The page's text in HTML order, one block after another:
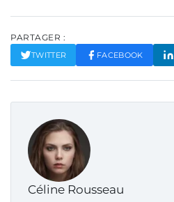
PARTAGER :
TWITTER FACEBOOK
Céline Rousseau